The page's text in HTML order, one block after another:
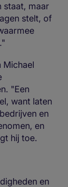
staat, maar
stelt, of
Michael
"Een
want laten
en
en
hij toe.
en